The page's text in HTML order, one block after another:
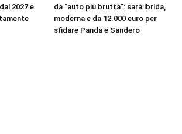
2027 e
da “auto più brutta”: sarà ibrida,
moderna e da 12.000 euro per
sfidare Panda e Sandero